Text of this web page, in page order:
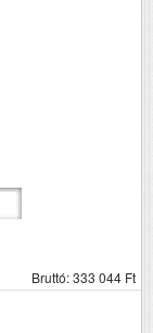
Bruttó: 333 044 Ft